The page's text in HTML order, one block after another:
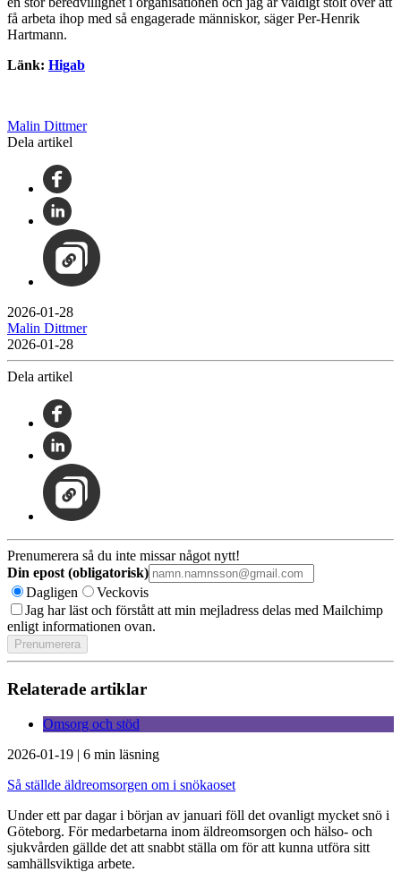
få arbeta ihop med så engagerade människor, säger Per-Henrik
Hartmann.
Länk: Higab
Malin Dittmer
Dela artikel
2026-01-28
Malin Dittmer
2026-01-28
Dela artikel
Prenumerera så du inte missar något nytt!
Din epost (obligatorisk)
Dagligen
Veckovis
Jag har läst och förstått att min mejladress delas med Mailchimp
enligt informationen ovan.
Relaterade artiklar
Omsorg och stöd
2026-01-19 | 6 min läsning
Så ställde äldreomsorgen om i snökaoset
Under ett par dagar i början av januari föll det ovanligt mycket snö i
Göteborg. För medarbetarna inom äldreomsorgen och hälso- och
sjukvården gällde det att snabbt ställa om för att kunna utföra sitt
samhällsviktiga arbete.